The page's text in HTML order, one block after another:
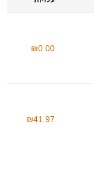
₪0.00
₪41.97